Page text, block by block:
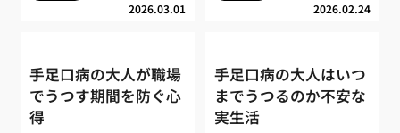
2026.03.01 2026.02.24
手足口病の大人が職場
でうつす期間を防ぐ心
得
手足口病の大人はいつ
までうつるのか不安な
実生活